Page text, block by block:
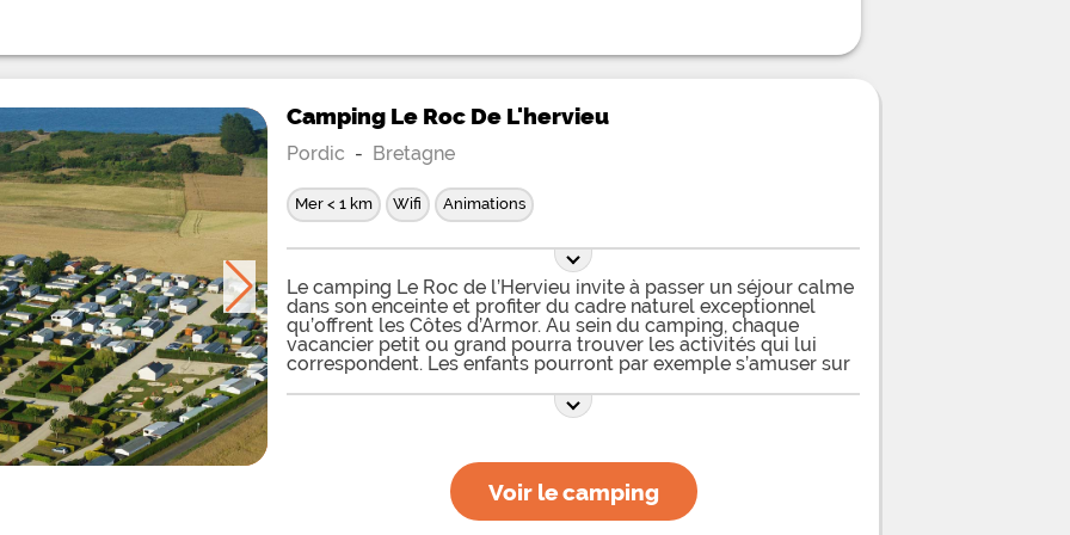
Camping Le Roc De L'hervieu
Pordic - Bretagne
Mer < 1 km Wifi Animations
Le camping Le Roc de l’Hervieu invite à passer un séjour calme
dans son enceinte et profiter du cadre naturel exceptionnel
qu’offrent les Côtes d’Armor. Au sein du camping, chaque
vacancier petit ou grand pourra trouver les activités qui lui
correspondent. Les enfants pourront par exemple s’amuser sur
pour leur garantir un maximum de plaisir et d’amusement.
Cette aire de jeux sera le lieu de rencontre idéal pour les
Une salle de jeux est également présente avec billard. Les
parties de pétanque organisées sur le boulodrome du camping
seront nombreuses et amicales. Pour faire un peu de sport en
équipe, rien de tel que de profiter du terrain de beach-volley
Voir le camping